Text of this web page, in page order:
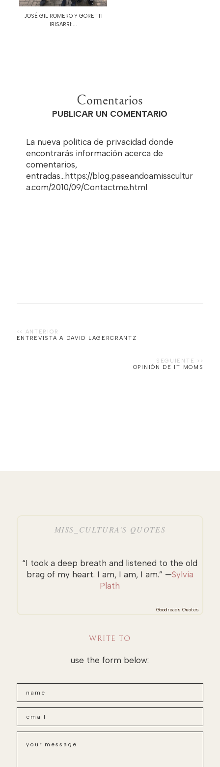
JOSÉ GIL ROMERO Y GORETTI
IRISARRI:...
Comentarios
PUBLICAR UN COMENTARIO
La nueva politica de privacidad donde
encontrarás información acerca de
comentarios,
entradas...https://blog.paseandoamisscultur
a.com/2010/09/Contactme.html
ENTREVISTA A DAVID LAGERCRANTZ
OPINIÓN DE IT MOMS
MISS_CULTURA’S QUOTES
“I took a deep breath and listened to the old
brag of my heart. I am, I am, I am.” —Sylvia
Plath
Goodreads Quotes
WRITE TO
use the form below: